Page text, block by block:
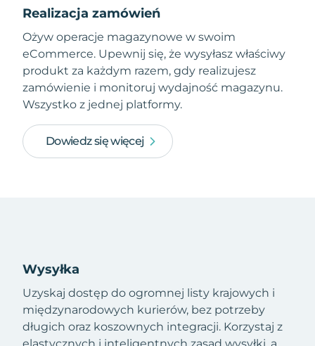
Realizacja zamówień
Ożyw operacje magazynowe w swoim
eCommerce. Upewnij się, że wysyłasz właściwy
produkt za każdym razem, gdy realizujesz
zamówienie i monitoruj wydajność magazynu.
Wszystko z jednej platformy.
Dowiedz się więcej
Wysyłka
Uzyskaj dostęp do ogromnej listy krajowych i
międzynarodowych kurierów, bez potrzeby
długich oraz koszownych integracji. Korzystaj z